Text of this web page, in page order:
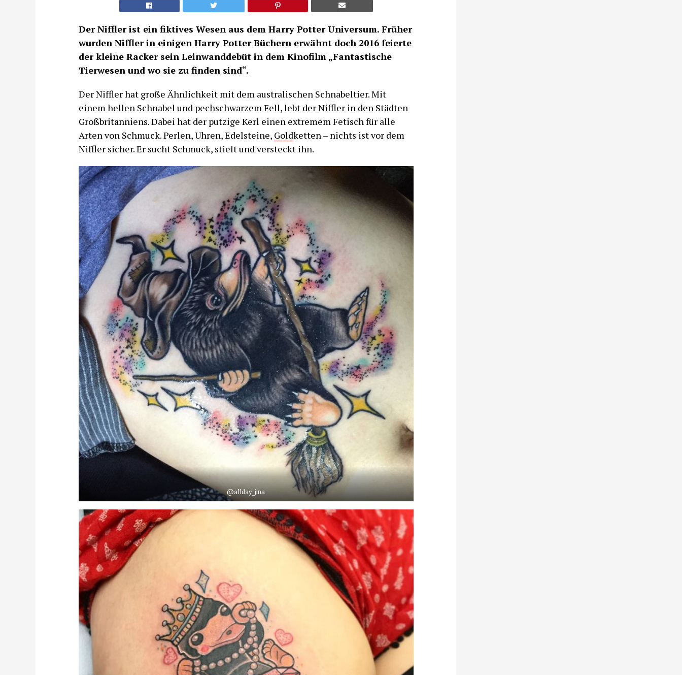
Der Niffler ist ein fiktives Wesen aus dem Harry Potter Universum. Früher
wurden Niffler in einigen Harry Potter Büchern erwähnt doch 2016 feierte
der kleine Racker sein Leinwanddebüt in dem Kinofilm „Fantastische
Tierwesen und wo sie zu finden sind“.
Der Niffler hat große Ähnlichkeit mit dem australischen Schnabeltier. Mit
einem hellen Schnabel und pechschwarzem Fell, lebt der Niffler in den Städten
Großbritanniens. Dabei hat der putzige Kerl einen extremem Fetisch für alle
Arten von Schmuck. Perlen, Uhren, Edelsteine, Goldketten – nichts ist vor dem
Niffler sicher. Er sucht Schmuck, stielt und versteckt ihn.
@allday_jina